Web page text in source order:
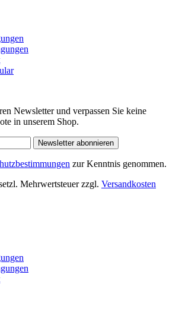
Newsletter und verpassen Sie keine
in unserem Shop.
Newsletter abonnieren
zur Kenntnis genommen.
Mehrwertsteuer zzgl. Versandkosten